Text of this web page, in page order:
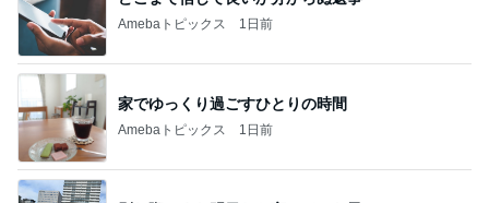
Amebaトピックス 1日前
家でゆっくり過ごすひとりの時間
Amebaトピックス 1日前